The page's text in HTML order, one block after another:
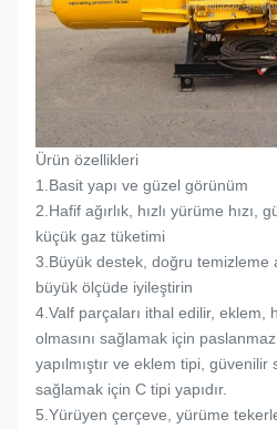
Ürün özellikleri
1. Basit yapı ve güzel görünüm
2. Hafif ağırlık, hızlı yürüme hızı,
küçük gaz tüketimi
3. Büyük destek, doğru temizleme
büyük ölçüde iyileştirin
4. Valf parçaları ithal edilir, eklem,
olmasını sağlamak için
yapılmıştır ve eklem tipi, güvenilir
sağlamak için C tipi yapıdır.
5. Yürüyen çerçeve, yürüme